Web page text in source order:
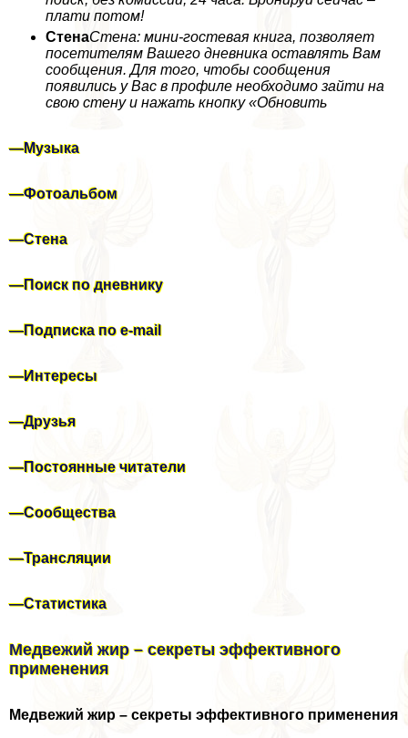
плати потом!
СтенаСтена: мини-гостевая книга, позволяет
посетителям Вашего дневника оставлять Вам
сообщения. Для того, чтобы сообщения
появились у Вас в профиле необходимо зайти на
свою стену и нажать кнопку «Обновить
—Музыка
—Фотоальбом
—Стена
—Поиск по дневнику
—Подписка по e-mail
—Интересы
—Друзья
—Постоянные читатели
—Сообщества
—Трансляции
—Статистика
Медвежий жир – секреты эффективного
применения
Медвежий жир – секреты эффективного применения